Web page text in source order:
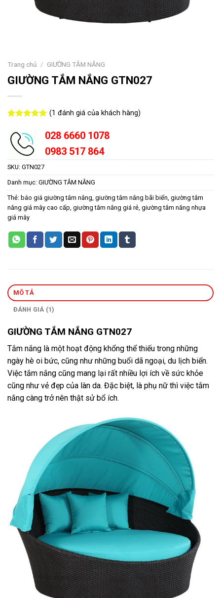
Trang chủ / GIƯỜNG TẮM NẮNG
GIƯỜNG TẮM NẮNG GTN027
dựa trên
đánh giá
(1 đánh giá của khách hàng)
028 6660 1078
0983 517 864
SKU: GTN027
Danh mục: GIƯỜNG TẮM NẮNG
Thẻ: báo giá giường tắm nắng giường tắm nắng bãi biển giường tắm
nắng giả mây cao cấp giường tắm nắng giá rẻ giường tắm nắng nhựa
giả mây
MÔ TẢ
ĐÁNH GIÁ (1)
GIƯỜNG TẮM NẮNG GTN027
Tắm nắng là một hoạt động khổng thể thiếu trong những
ngày hè oi bức, cũng như những buổi dã ngoại, du lịch biển.
Việc tắm nắng cũng mang lại rất nhiều lợi ích về sức khỏe
cũng như vẻ đẹp của làn da. Đặc biệt, là phụ nữ thì việc tắm
nắng càng trở nên thật sử bổ ích.